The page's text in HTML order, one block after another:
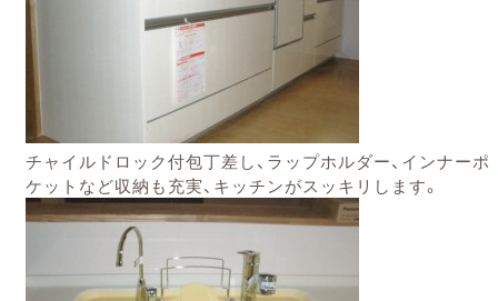
チャイルドロック付包丁差し、ラップホルダー、インナーポ
ケットなど収納も充実、 キッチンがスッキリします。